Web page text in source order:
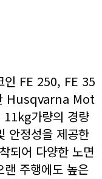
인 FE 250, FE 35
Husqvarna Mot
11kg가량의 경량
안정성을 제공한
되어 다양한 노면
주행에도 높은